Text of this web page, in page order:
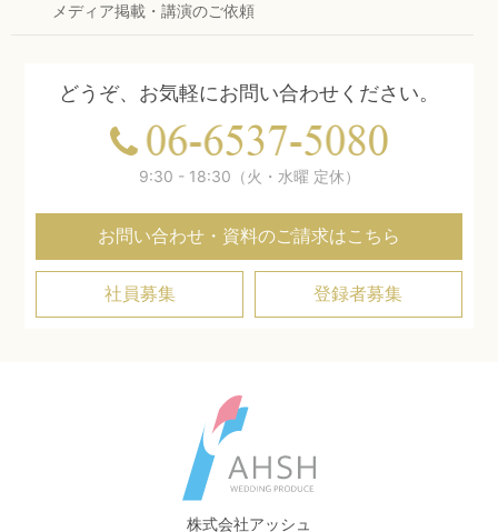
メディア掲載・講演のご依頼
どうぞ、お気軽にお問い合わせください。
9:30 - 18:30（火・水曜 定休）
お問い合わせ・資料のご請求はこちら
社員募集 登録者募集
株式会社アッシュ